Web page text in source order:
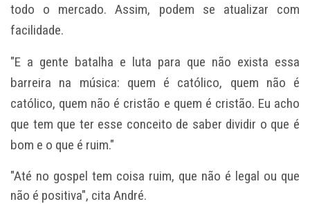
todo o mercado. Assim, podem se atualizar com
facilidade.
"E a gente batalha e luta para que não exista essa
barreira na música: quem é católico, quem não é
católico, quem não é cristão e quem é cristão. Eu acho
que tem que ter esse conceito de saber dividir o que é
bom e o que é ruim."
"Até no gospel tem coisa ruim, que não é legal ou que
não é positiva", cita André.